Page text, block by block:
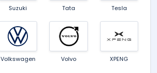
Suzuki Tata Tesla
Volkswagen Volvo XPENG